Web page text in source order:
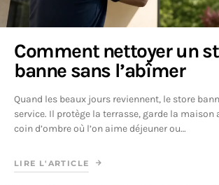
Comment nettoyer un
banne sans l’abîmer
Quand les beaux jours reviennent, le store
service. Il protège la terrasse, garde la maison
coin d’ombre où l’on aime déjeuner ou…
LIRE L'ARTICLE